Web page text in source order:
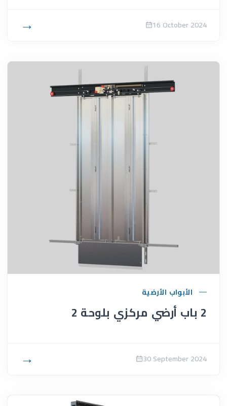
16 October 2024
→
الأبواب الأرضية
30 September 2024
→